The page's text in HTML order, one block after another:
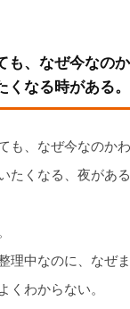
も、なぜ今なの
くなる時がある。
も、なぜ今なのか
たくなる、夜がある
理中なのに、なぜ
くわからない。